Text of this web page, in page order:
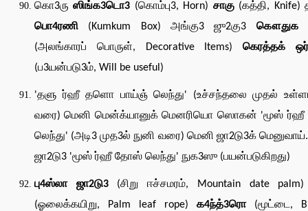
கொ3ருஸிங்க3டொ3 (கொம்பு3, Horn) சாகு(கத்தி, Knife)
பொ4ரணி (Kumkum Box) அங்கு3 ஜு2கு3 கௌதுக
(அலங்காரப் பொருள், Decorative Items)கெரத்தக்
(ப3யன்படு3ம், Will be useful)
'தளு ர்ஹீ தளொ பாய்ஞ் லெந்து' (உச்சந்தலை முதல்
வரை) மெனி மென்க்யானுக் மெனரியொ ஸொகன் 'மூஸ்
லெந்து' (அடி3 முத3ல் நுனி வரை) மெனி ஜா2டு3க்
ஜா2டு3 'மூஸ் ர்ஹீ தோஸ் லெந்து' நுக3ஸு (பயன்படுகிறது)
பு4ஸ்லா ஜா2டு3(சிறு ஈச்சமரம், Mountain date
(ஓலைக்கயிறு, Palm leaf rope) க4ந்த்3ரொ(மூட்டை,